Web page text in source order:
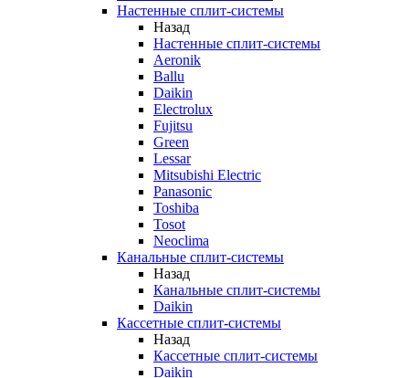
Настенные сплит-системы
Назад
Настенные сплит-системы
Aeronik
Ballu
Daikin
Electrolux
Fujitsu
Green
Lessar
Mitsubishi Electric
Panasonic
Toshiba
Tosot
Neoclima
Канальные сплит-системы
Назад
Канальные сплит-системы
Daikin
Кассетные сплит-системы
Назад
Кассетные сплит-системы
Daikin